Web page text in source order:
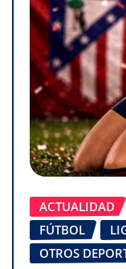
ACTUALIDAD
FÚTBOL
OTROS